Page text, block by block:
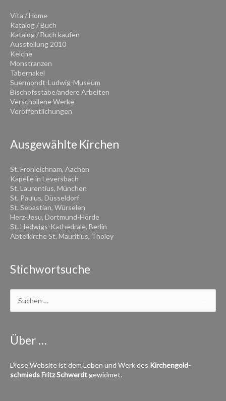
Vita / Home
Katalog / Buch
Katalog / Buch kaufen
Ausstellung 2010
Kelche
Monstranzen
Tabernakel
Suermondt-Ludwig-Museum
Bischofsstäbe/andere Arbeiten
Verschollene Werke
Veröffentlichungen
Ausgewählte Kirchen
St. Fronleichnam, Aachen
Kapelle in Leversbach
St. Laurentius, München
St. Paulus, Düsseldorf
St. Sebastian, Würselen
Herz-Jesu, Dortmund-Hörde
St. Hedwigs-Kathedrale, Berlin
Abteikirche St. Mauritius, Tholey
Stichwortsuche
nach:
Über …
Diese Website ist dem Leben und Werk des Kirchen­­gold­
schmiedsFritz Schwerdt gewidmet.